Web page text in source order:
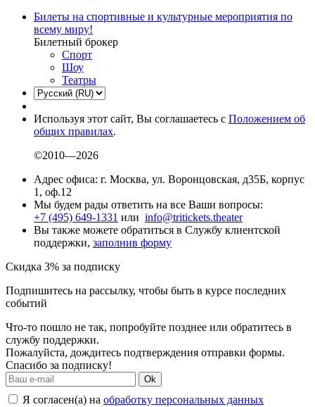
Билеты на спортивные и культурные мероприятия по
всему миру!
Билетный брокер
Спорт
Шоу
Театры
Используя этот сайт, Вы соглашаетесь с Положением об
общих правилах.
©2010—2026
Адрес офиса: г. Москва, ул. Воронцовская, д35Б, корпус
1, оф.12
Мы будем рады ответить на все Ваши вопросы:
+7 (495) 649-1331 или info@tritickets.theater
Вы также можете обратиться в Службу клиентской
поддержки, заполнив форму
Скидка 3% за подписку
Подпишитесь на рассылку, чтобы быть в курсе последних
событий
Что-то пошло не так, попробуйте позднее или обратитесь в
службу поддержки.
Пожалуйста, дождитесь подтверждения отправки формы.
Спасибо за подписку!
Ok
Я согласен(а) на обработку персональных данных